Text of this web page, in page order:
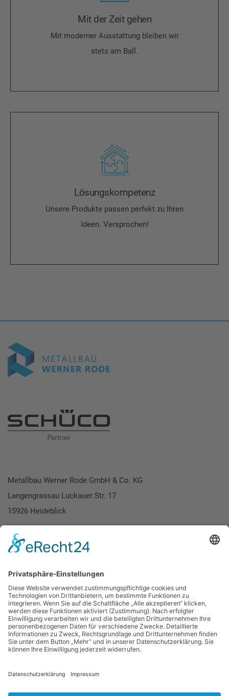
Mit der Zeit gehen
Mit moderner Ausstattung bleiben wir
stets am Ball.
Lösungskompetenz
Unsere Produkte passen perfekt zu Ihren
Ideen. Versprochen!
Metallbau Werner Rode GmbH & Co. KG
Langengrassau Luckauer Str. 17
15926 Heideblick
Telefon: 035454 / 873610
E-Mail: info@metallbau-rode.de
Aluminiumbau
Stahlbau
Unternehmen
Kontakt